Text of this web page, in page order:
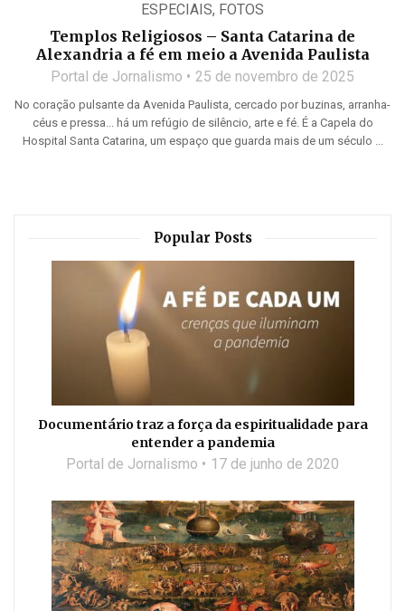
ESPECIAIS, FOTOS
Templos Religiosos – Santa Catarina de
Alexandria a fé em meio a Avenida Paulista
Portal de Jornalismo 25 de novembro de 2025
No coração pulsante da Avenida Paulista, cercado por buzinas, arranha-
céus e pressa... há um refúgio de silêncio, arte e fé. É a Capela do
Hospital Santa Catarina, um espaço que guarda mais de um século ...
Popular Posts
Documentário traz a força da espiritualidade para
entender a pandemia
Portal de Jornalismo 17 de junho de 2020